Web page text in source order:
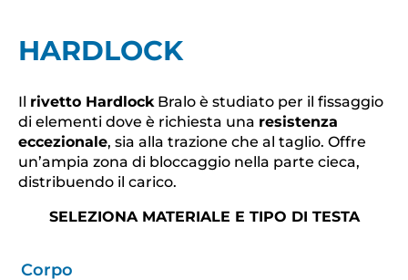
HARDLOCK
Il rivetto HardlockBralo è studiato per il fissaggio
di elementi dove è richiesta una resistenza
eccezionale, sia alla trazione che al taglio. Offre
un’ampia zona di bloccaggio nella parte cieca,
distribuendo il carico.
SELEZIONA MATERIALE E TIPO DI TESTA
Corpo